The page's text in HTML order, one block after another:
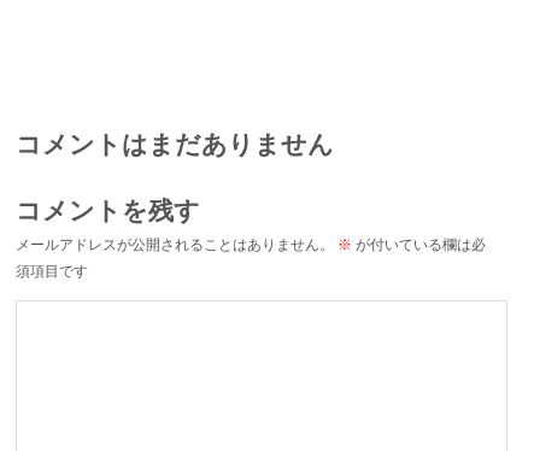
コメントはまだありません
コメントを残す
メールアドレスが公開されることはありません。 ※ が付いている欄は必
須項目です